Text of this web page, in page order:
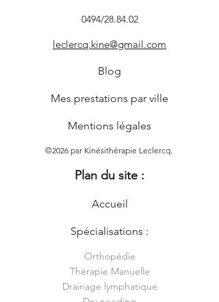
0494/28.84.02
leclercq.kine@gmail.com
Blog
Mes prestations par ville
Mentions légales
©2026 par Kinésithérapie Leclercq.
Plan du site :
Accueil
Spécialisations :
Orthopédie
Thérapie Manuelle
Drainage lymphatique